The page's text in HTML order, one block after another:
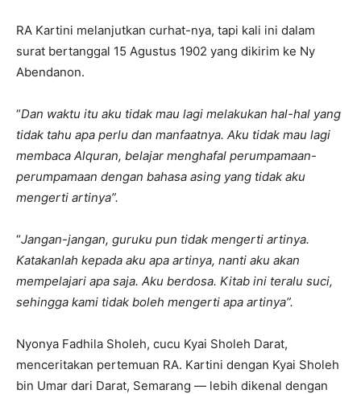
RA Kartini melanjutkan curhat-nya, tapi kali ini dalam
surat bertanggal 15 Agustus 1902 yang dikirim ke Ny
Abendanon.
“Dan waktu itu aku tidak mau lagi melakukan hal-hal yang
tidak tahu apa perlu dan manfaatnya. Aku tidak mau lagi
membaca Alquran, belajar menghafal perumpamaan-
perumpamaan dengan bahasa asing yang tidak aku
mengerti artinya”.
“Jangan-jangan, guruku pun tidak mengerti artinya.
Katakanlah kepada aku apa artinya, nanti aku akan
mempelajari apa saja. Aku berdosa. Kitab ini teralu suci,
sehingga kami tidak boleh mengerti apa artinya”.
Nyonya Fadhila Sholeh, cucu Kyai Sholeh Darat,
menceritakan pertemuan RA. Kartini dengan Kyai Sholeh
bin Umar dari Darat, Semarang — lebih dikenal dengan